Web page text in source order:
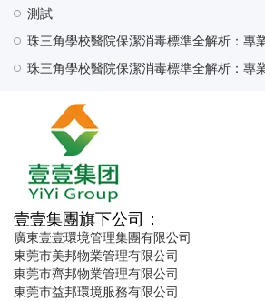
測試
壹壹集團旗下公司：
廣東壹壹環境管理集團有限公司
東莞市美邦物業管理有限公司
東莞市齊邦物業管理有限公司
東莞市益邦環境服務有限公司